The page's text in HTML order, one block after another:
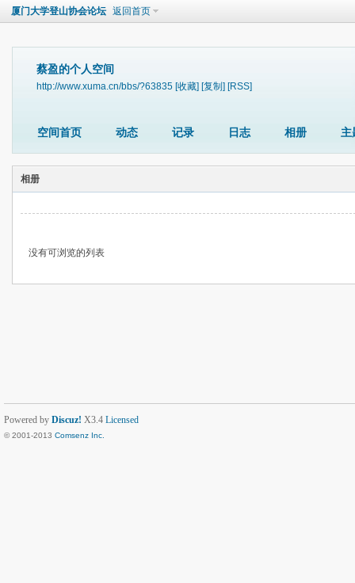
厦门大学登山协会论坛 返回首页
蔡盈的个人空间
http://www.xuma.cn/bbs/?63835 [收藏] [复制] [RSS]
空间首页 动态 记录 日志 相册 主
相册
没有可浏览的列表
Powered by Discuz! X3.4 Licensed
© 2001-2013 Comsenz Inc.